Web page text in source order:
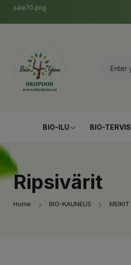
sale70.png
BIO-ILU BIO-TERVIS
Ripsivärit
Home BIO-KAUNEUS MEIKIT